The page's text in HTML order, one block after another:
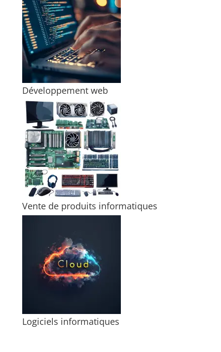
Développement web
Vente de produits informatiques
Logiciels informatiques